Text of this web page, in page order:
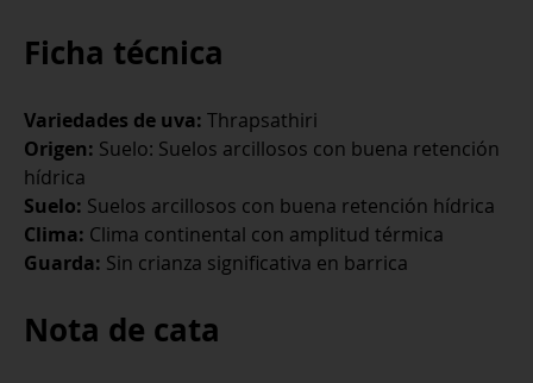
Ficha técnica
Variedades de uva: Thrapsathiri
Origen: Suelo: Suelos arcillosos con buena retención
hídrica
Suelo: Suelos arcillosos con buena retención hídrica
Clima: Clima continental con amplitud térmica
Guarda: Sin crianza significativa en barrica
Nota de cata